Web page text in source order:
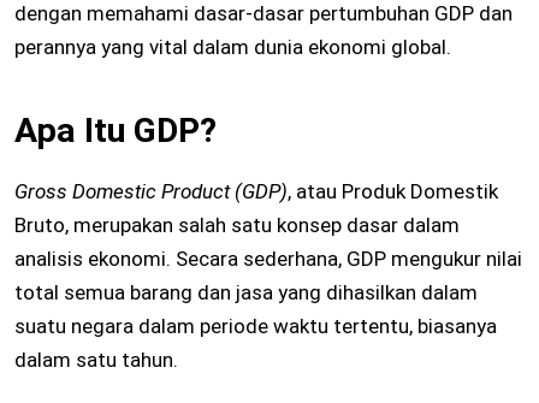
dengan memahami dasar-dasar pertumbuhan GDP dan
perannya yang vital dalam dunia ekonomi global.
Apa Itu GDP?
Gross Domestic Product (GDP), atau Produk Domestik
Bruto, merupakan salah satu konsep dasar dalam
analisis ekonomi. Secara sederhana, GDP mengukur nilai
total semua barang dan jasa yang dihasilkan dalam
suatu negara dalam periode waktu tertentu, biasanya
dalam satu tahun.